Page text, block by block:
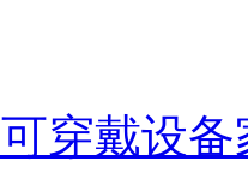
可穿戴设备